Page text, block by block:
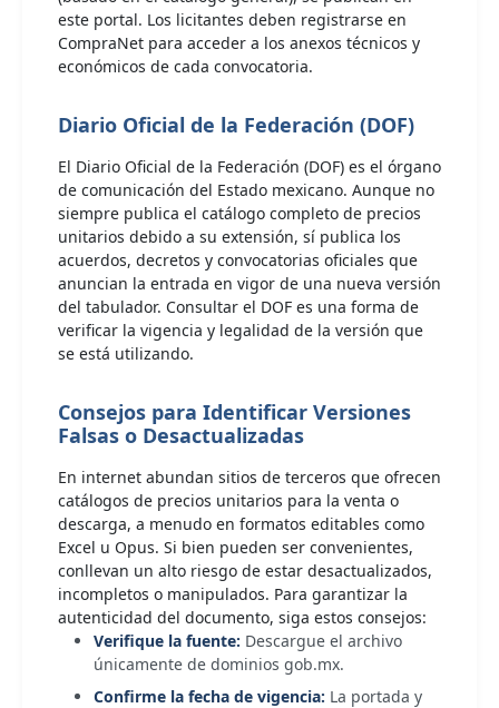
este portal. Los licitantes deben registrarse en
CompraNet para acceder a los anexos técnicos y
económicos de cada convocatoria.
Diario Oficial de la Federación (DOF)
El Diario Oficial de la Federación (DOF) es el órgano
de comunicación del Estado mexicano. Aunque no
siempre publica el catálogo completo de precios
unitarios debido a su extensión, sí publica los
acuerdos, decretos y convocatorias oficiales que
anuncian la entrada en vigor de una nueva versión
del tabulador. Consultar el DOF es una forma de
verificar la vigencia y legalidad de la versión que
se está utilizando.
Consejos para Identificar Versiones
Falsas o Desactualizadas
En internet abundan sitios de terceros que ofrecen
catálogos de precios unitarios para la venta o
descarga, a menudo en formatos editables como
Excel u Opus. Si bien pueden ser convenientes,
conllevan un alto riesgo de estar desactualizados,
incompletos o manipulados. Para garantizar la
autenticidad del documento, siga estos consejos:
Verifique la fuente: Descargue el archivo
únicamente de dominios gob.mx.
Confirme la fecha de vigencia: La portada y